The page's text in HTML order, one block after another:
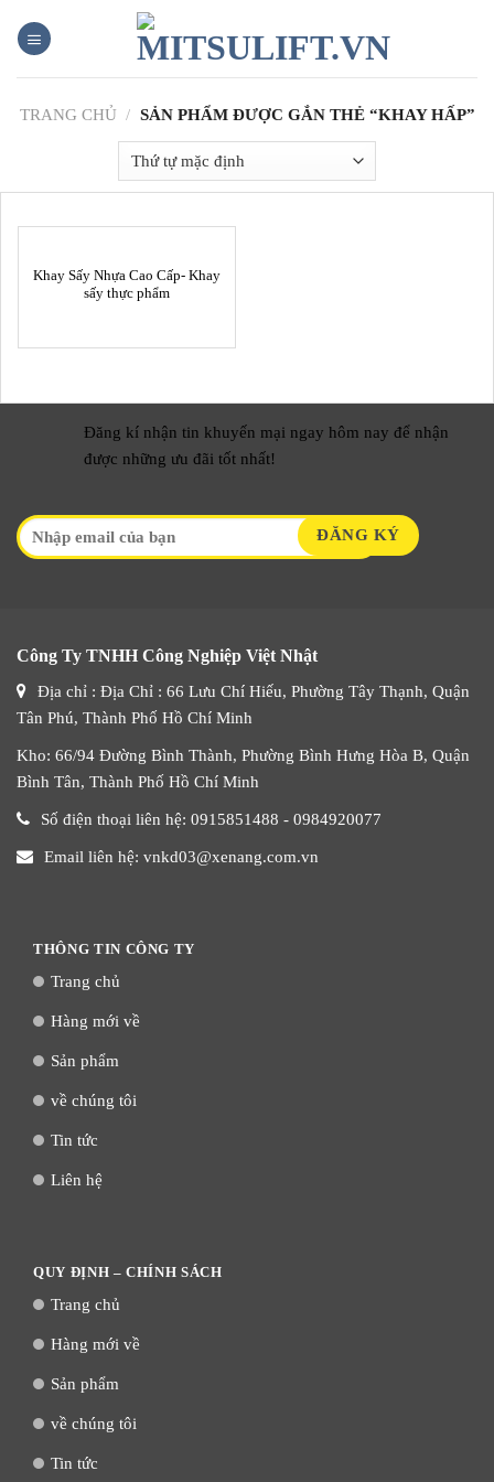
TRANG CHỦ / SẢN PHẨM ĐƯỢC GẮN THẺ “KHAY HẤP”
Khay Sấy Nhựa Cao Cấp- Khay
sấy thực phẩm
Đăng kí nhận tin khuyến mại ngay hôm nay để nhận
được những ưu đãi tốt nhất!
Công Ty TNHH Công Nghiệp Việt Nhật
Địa chỉ : Địa Chỉ : 66 Lưu Chí Hiếu, Phường Tây Thạnh, Quận
Tân Phú, Thành Phố Hồ Chí Minh
Kho: 66/94 Đường Bình Thành, Phường Bình Hưng Hòa B, Quận
Bình Tân, Thành Phố Hồ Chí Minh
Số điện thoại liên hệ: 0915851488 - 0984920077
Email liên hệ: vnkd03@xenang.com.vn
THÔNG TIN CÔNG TY
Trang chủ
Hàng mới về
Sản phẩm
về chúng tôi
Tin tức
Liên hệ
QUY ĐỊNH – CHÍNH SÁCH
Trang chủ
Hàng mới về
Sản phẩm
về chúng tôi
Tin tức